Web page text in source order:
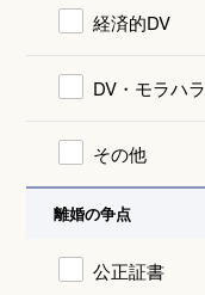
経済的DV
DV・モラハラ
その他
離婚の争点
公正証書